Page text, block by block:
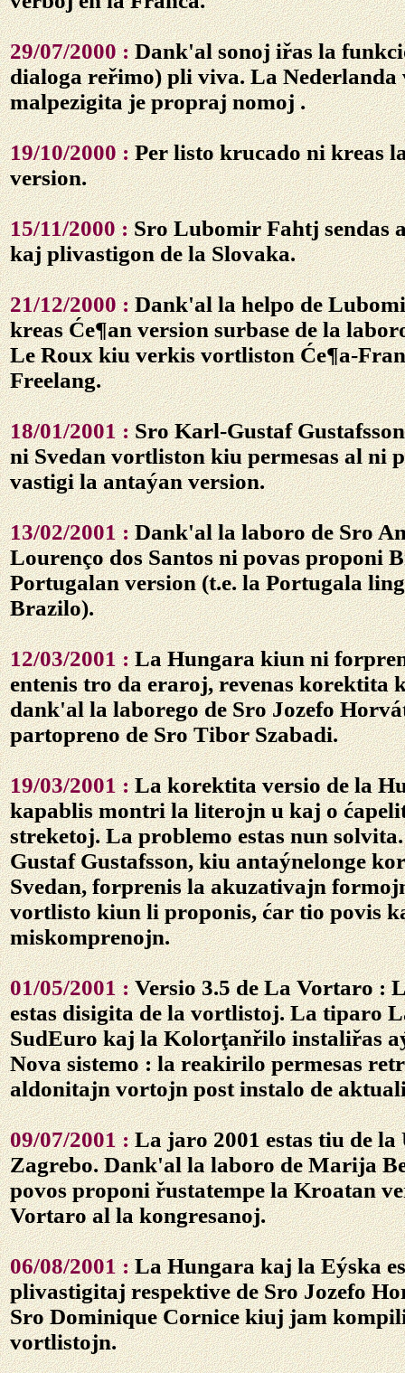
29/07/2000 :Dank'al sonoj iřas la
dialoga reřimo) pli viva. La Nederlanda
malpezigita je propraj nomoj .
19/10/2000 :Per listo krucado ni kreas
version.
15/11/2000 :Sro Lubomir Fahtj sendas
kaj plivastigon de la Slovaka.
21/12/2000 :Dank'al la helpo de
kreas Će¶an version surbase de la
Le Roux kiu verkis vortliston Će¶a-
Freelang.
18/01/2001 :Sro Karl-Gustaf
ni Svedan vortliston kiu permesas al ni
vastigi la antaýan version.
13/02/2001 :Dank'al la laboro de Sro
Lourenço dos Santos ni povas proponi
Portugalan version (t.e. la Portugala
Brazilo).
12/03/2001 :La Hungara kiun ni
entenis tro da eraroj, revenas korektita
dank'al la laborego de Sro Jozefo
partopreno de Sro Tibor Szabadi.
19/03/2001 :La korektita versio de la
kapablis montri la literojn u kaj o
streketoj. La problemo estas nun
Gustaf Gustafsson, kiu antaýnelonge
Svedan, forprenis la akuzativajn
vortlisto kiun li proponis, ćar tio povis
miskomprenojn.
01/05/2001 :Versio 3.5 de La Vortaro :
estas disigita de la vortlistoj. La tiparo
SudEuro kaj la Kolorţanřilo instaliřas
Nova sistemo : la reakirilo permesas
aldonitajn vortojn post instalo de
09/07/2001 :La jaro 2001 estas tiu de la
Zagrebo. Dank'al la laboro de Marija
povos proponi řustatempe la Kroatan
Vortaro al la kongresanoj.
06/08/2001 :La Hungara kaj la Eýska
plivastigitaj respektive de Sro Jozefo
Sro Dominique Cornice kiuj jam
vortlistojn.